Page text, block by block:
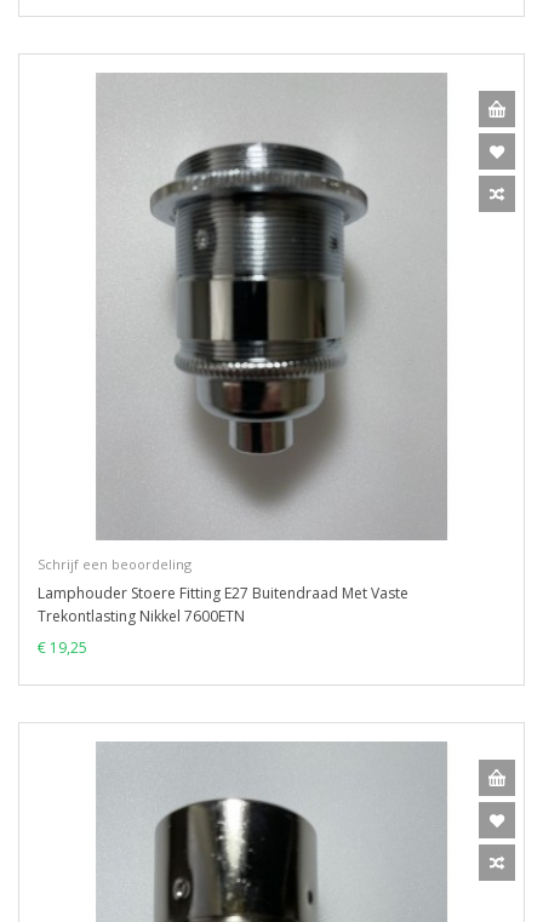
Schrijf een beoordeling
Lamphouder Stoere Fitting E27 Buitendraad Met Vaste
Trekontlasting Nikkel 7600ETN
€ 19,25